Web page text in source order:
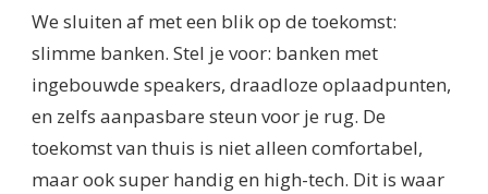
We sluiten af met een blik op de toekomst:
slimme banken. Stel je voor: banken met
ingebouwde speakers, draadloze oplaadpunten,
en zelfs aanpasbare steun voor je rug. De
toekomst van thuis is niet alleen comfortabel,
maar ook super handig en high-tech. Dit is waar